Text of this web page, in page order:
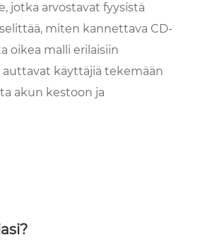
jotka arvostavat fyysistä
miten kannettava CD-
oikea malli erilaisiin
auttavat käyttäjiä tekemään
akun kestoon ja